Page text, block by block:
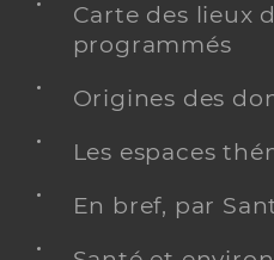
Carte des lieux
programmés
Origines des
Les espaces
En bref, par